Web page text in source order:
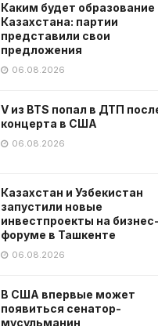
Каким будет образование
Казахстана: партии
представили свои
предложения
06.08.2026
V из BTS попал в ДТП
концерта в США
06.08.2026
Казахстан и Узбекистан
запустили новые
инвестпроекты на бизнес-
форуме в Ташкенте
06.08.2026
В США впервые может
появиться сенатор-
мусульманин